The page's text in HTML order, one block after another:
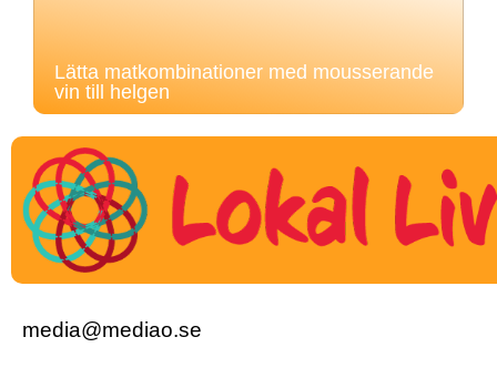
Lätta matkombinationer med mousserande
vin till helgen
media@mediao.se